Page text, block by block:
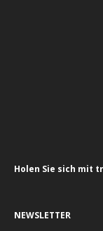
Holen Sie sich mit
NEWSLETTER